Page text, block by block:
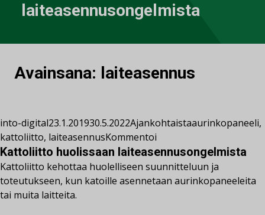
laiteasennusongelmista
Avainsana: laiteasennus
into-digital23.1.201930.5.2022Ajankohtaistaaurinkopaneeli,
kattoliitto, laiteasennusKommentoi
Kattoliitto huolissaan laiteasennusongelmista
Kattoliitto kehottaa huolelliseen suunnitteluun ja
toteutukseen, kun katoille asennetaan aurinkopaneeleita
tai muita laitteita.